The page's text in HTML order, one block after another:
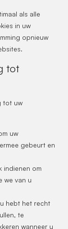
als alle
in uw
opnieuw
tot
tot uw
uw
gebeurt en
indienen om
we van u
hebt het recht
te
wanneer u